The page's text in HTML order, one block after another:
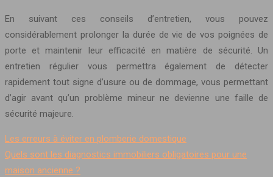
En suivant ces conseils d’entretien, vous pouvez
considérablement prolonger la durée de vie de vos poignées de
porte et maintenir leur efficacité en matière de sécurité. Un
entretien régulier vous permettra également de détecter
rapidement tout signe d’usure ou de dommage, vous permettant
d’agir avant qu’un problème mineur ne devienne une faille de
sécurité majeure.
Les erreurs à éviter en plomberie domestique
Quels sont les diagnostics immobiliers obligatoires pour une
maison ancienne ?